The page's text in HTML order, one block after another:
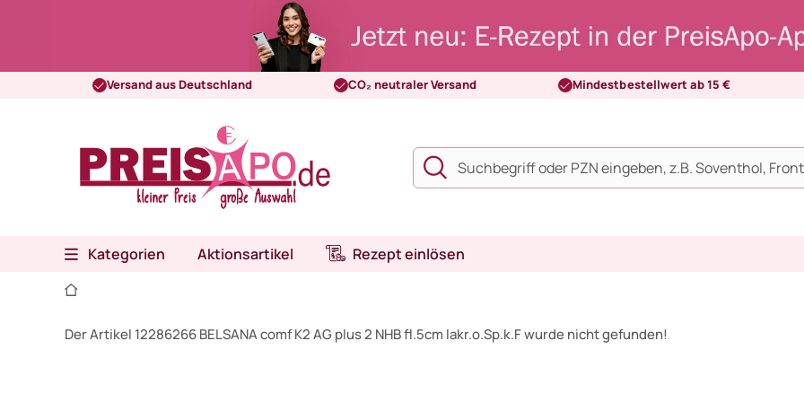
Versand aus Deutschland CO₂ neutraler Versand Mindestbestellwert ab 15 €
Kategorien Aktionsartikel Rezept einlösen
Der Artikel 12286266 BELSANA comf K2 AG plus 2 NHB fl.5cm lakr.o.Sp.k.F wurde nicht gefunden!